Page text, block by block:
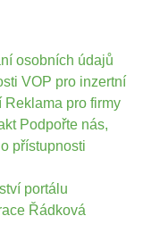
osobních údajů
VOP pro inzertní
Reklama pro firmy
Podpořte nás,
přístupnosti
portálu
Řádková